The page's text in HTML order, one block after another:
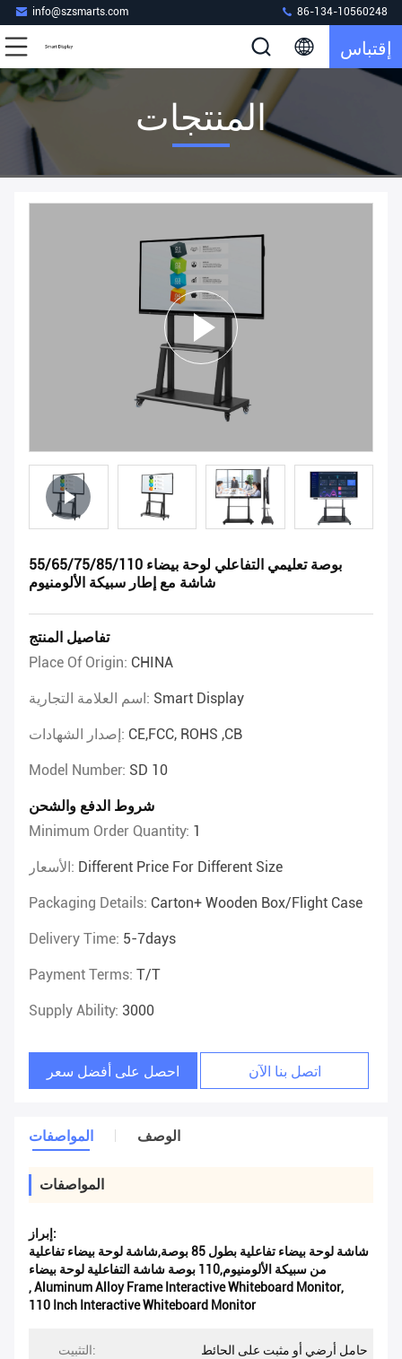
info@szsmarts.com 86-134-10560248
إقتباس
المنتجات
55/65/75/85/110 بوصة تعليمي التفاعلي لوحة بيضاء
شاشة مع إطار سبيكة الألومنيوم
تفاصيل المنتج
Place Of Origin: CHINA
اسم العلامة التجارية: Smart Display
إصدار الشهادات: CE,FCC, ROHS ,CB
Model Number: SD 10
شروط الدفع والشحن
Minimum Order Quantity: 1
الأسعار: Different Price For Different Size
Packaging Details: Carton+ Wooden Box/flight Case
Delivery Time: 5-7days
Payment Terms: T/T
Supply Ability: 3000
احصل على أفضل سعر اتصل بنا الآن
المواصفات الوصف
المواصفات
إبراز:
شاشة لوحة بيضاء تفاعلية بطول 85 بوصة,شاشة لوحة بيضاء تفاعلية
من سبيكة الألومنيوم,110 بوصة شاشة التفاعلية لوحة بيضاء
,Aluminum Alloy Frame Interactive Whiteboard Monitor,
110 Inch Interactive Whiteboard Monitor
التثبيت: حامل أرضي أو مثبت على الحائط